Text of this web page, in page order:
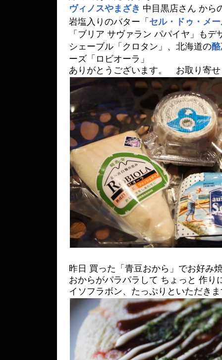
ヴィノスやまざき 中目黒店さん から
岩塩入りのバター「 セル・ドゥ・メ
「ブリア サヴァラン パパイヤ」も
シェーブル「クロタン」、北海道の
ーズ「ロビオーラ」
ありがとうございます。 お取り寄
昨日 買った「青豆おから」でお好み
おからがパラパラして ちょっと 作り
イソフラボン、たっぷりといただき